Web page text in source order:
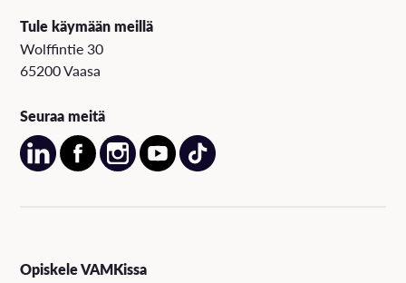
Tule käymään meillä
Wolffintie 30
65200 Vaasa
Seuraa meitä
Opiskele VAMKissa